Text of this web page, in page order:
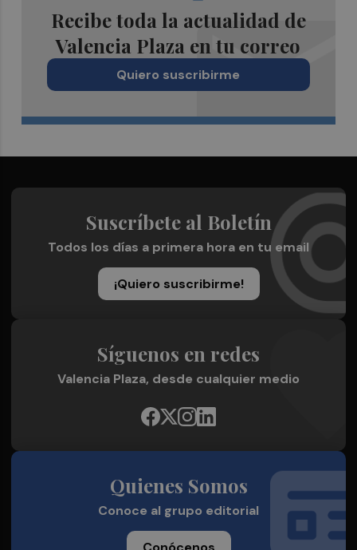
Recibe toda la actualidad de
Valencia Plaza en tu correo
Quiero suscribirme
Suscríbete al Boletín
Todos los días a primera hora en tu email
¡Quiero suscribirme!
Síguenos en redes
Valencia Plaza, desde cualquier medio
Quienes Somos
Conoce al grupo editorial